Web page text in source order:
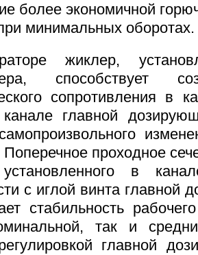
более экономичной
минимальных оборотах.
жиклер,
способствует
сопротивления в
главной
Поперечное проходное
в
с иглой винта главной
стабильность
так и
главной